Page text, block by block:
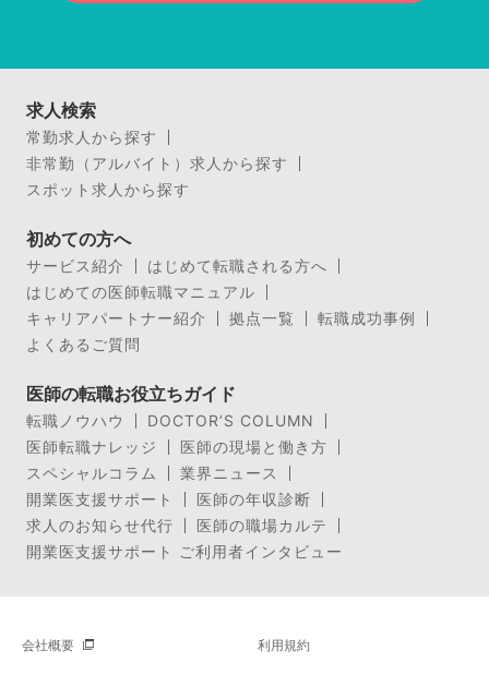
求人検索
常勤求人から探す
非常勤（アルバイト）求人から探す
スポット求人から探す
初めての方へ
サービス紹介
はじめて転職される方へ
はじめての医師転職マニュアル
キャリアパートナー紹介
拠点一覧
転職成功事例
よくあるご質問
医師の転職お役立ちガイド
転職ノウハウ
DOCTOR’S COLUMN
医師転職ナレッジ
医師の現場と働き方
スペシャルコラム
業界ニュース
開業医支援サポート
医師の年収診断
求人のお知らせ代行
医師の職場カルテ
開業医支援サポート ご利用者インタビュー
会社概要 利用規約